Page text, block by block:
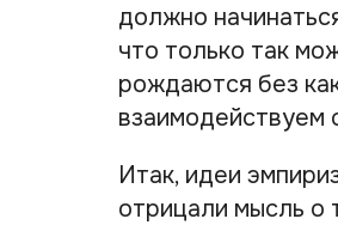
должно
что только так
рождаются без
взаимодействуем
Итак, идеи
отрицали мысль о